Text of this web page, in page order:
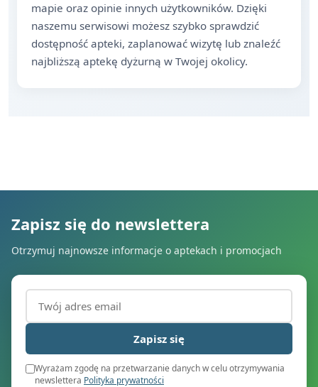
mapie oraz opinie innych użytkowników. Dzięki
naszemu serwisowi możesz szybko sprawdzić
dostępność apteki, zaplanować wizytę lub znaleźć
najbliższą aptekę dyżurną w Twojej okolicy.
Zapisz się do newslettera
Otrzymuj najnowsze informacje o aptekach i promocjach
Adres email (wymagany)
Zapisz się
Wyrażam zgodę na przetwarzanie danych w celu otrzymywania
newslettera Polityka prywatności